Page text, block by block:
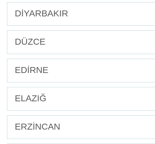
DİYARBAKIR
DÜZCE
EDİRNE
ELAZIĞ
ERZİNCAN